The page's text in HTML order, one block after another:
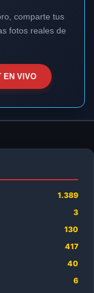
comparte tus
fotos reales de
EN VIVO
1.389
3
130
417
40
6